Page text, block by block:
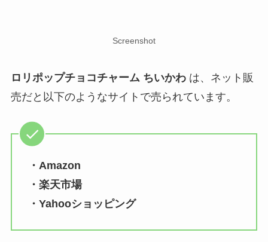
Screenshot
ロリポップチョコチャーム ちいかわ は、ネット販
売だと以下のようなサイトで売られています。
・Amazon
・楽天市場
・Yahooショッピング